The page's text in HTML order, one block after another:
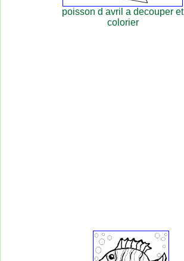
poisson d avril a decouper et
colorier